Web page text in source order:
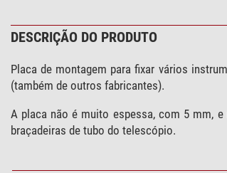
DESCRIÇÃO DO PRODUTO
Placa de montagem para fixar vários
(também de outros fabricantes).
A placa não é muito espessa, com 5 mm,
braçadeiras de tubo do telescópio.